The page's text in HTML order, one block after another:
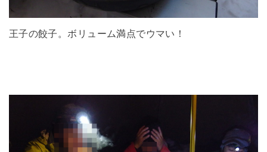
王子の餃子。ボリューム満点でウマい！